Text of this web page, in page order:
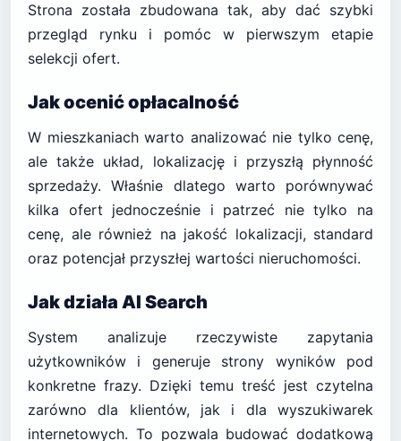
Strona została zbudowana tak, aby dać szybki
przegląd rynku i pomóc w pierwszym etapie
selekcji ofert.
Jak ocenić opłacalność
W mieszkaniach warto analizować nie tylko cenę,
ale także układ, lokalizację i przyszłą płynność
sprzedaży. Właśnie dlatego warto porównywać
kilka ofert jednocześnie i patrzeć nie tylko na
cenę, ale również na jakość lokalizacji, standard
oraz potencjał przyszłej wartości nieruchomości.
Jak działa AI Search
System analizuje rzeczywiste zapytania
użytkowników i generuje strony wyników pod
konkretne frazy. Dzięki temu treść jest czytelna
zarówno dla klientów, jak i dla wyszukiwarek
internetowych. To pozwala budować dodatkową